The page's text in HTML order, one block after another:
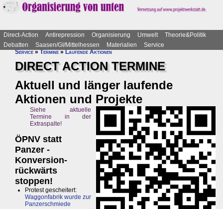
Direct-Action Antirepression Organisierung Umwelt
Theorie&Politik
Debatten
Saasen/GI/Mittelhessen Materialien
Service
Service»Termine»Laufende Aktionen
DIRECT ACTION TERMINE
Aktuell und länger laufende
Aktionen und Projekte
Siehe aktuelle
Termine in der
Extraspalte!
ÖPNV statt
Panzer -
Konversion-
rückwärts
stoppen!
Protest gescheitert:
Waggonfabrik wurde zur
Panzerschmiede